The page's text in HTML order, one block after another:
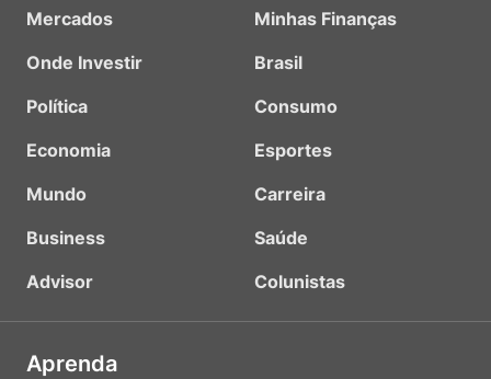
Mercados
Onde Investir
Política
Economia
Mundo
Business
Advisor
Minhas Finanças
Brasil
Consumo
Esportes
Carreira
Saúde
Colunistas
Aprenda